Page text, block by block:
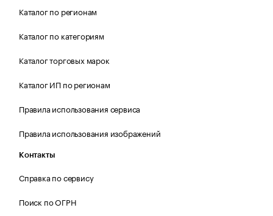
Каталог по регионам
Каталог по категориям
Каталог торговых марок
Каталог ИП по регионам
Правила использования сервиса
Правила использования изображений
Контакты
Справка по сервису
Поиск по ОГРН